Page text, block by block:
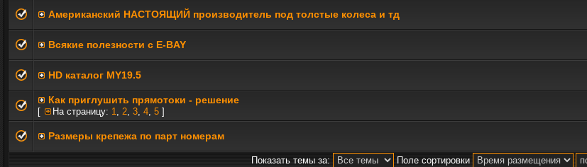
Американский НАСТОЯЩИЙ производитель под толстые колеса и тд
Всякие полезности с E-BAY
HD каталог MY19.5
Как приглушить прямотоки - решение
[ На страницу: 1, 2, 3, 4, 5 ]
Размеры крепежа по парт номерам
Показать темы за:
Поле сортировки